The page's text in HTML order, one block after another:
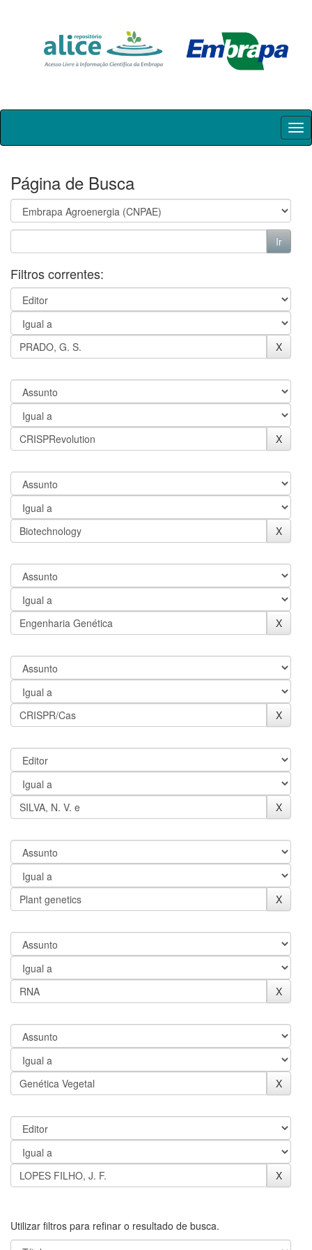
Skip
Página de Busca
Filtros correntes:
Utilizar filtros para refinar o resultado de busca.